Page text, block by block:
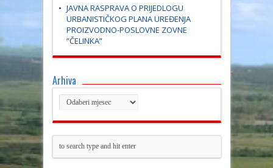
JAVNA RASPRAVA O PRIJEDLOGU
URBANISTIČKOG PLANA UREĐENJA
PROIZVODNO-POSLOVNE ZOVNE
”ČELINKA”
Arhiva